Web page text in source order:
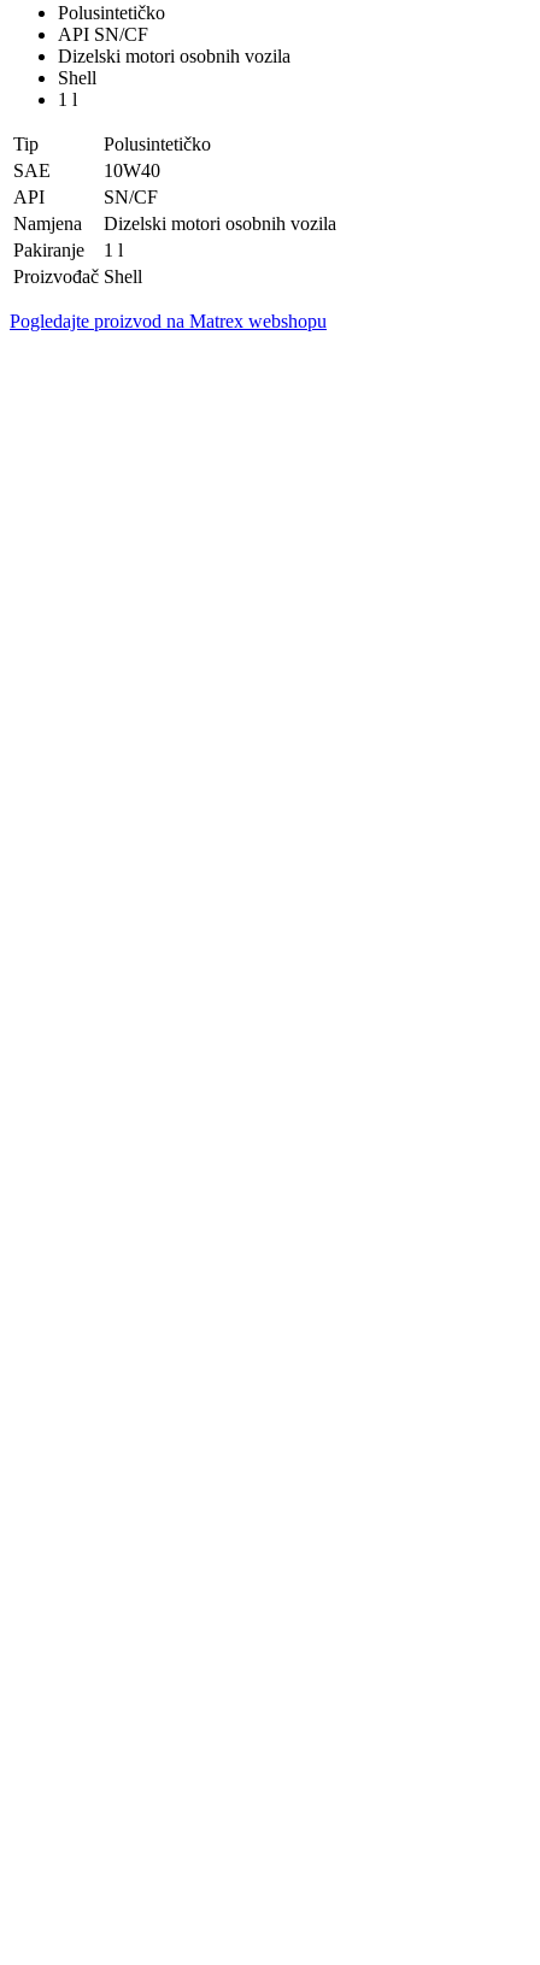
Polusintetičko
API SN/CF
Dizelski motori osobnih vozila
Shell
1 l
Tip
Polusintetičko
SAE
10W40
API
SN/CF
Namjena
Dizelski motori osobnih vozila
Pakiranje
1 l
Proizvođač Shell
Pogledajte proizvod na Matrex webshopu